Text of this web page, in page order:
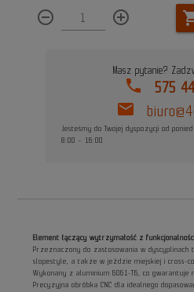
remove_circle_outline add_circle_outline
Masz pytanie?
phone 575
mail
Jesteśmy do Twojej dyspozycji od
8:00 - 16:00
Element łączący wytrzymałość z
Przeznaczony do zastosowania w
slopestyle, a także w jeździe miejskiej i cross-
Wykonany z aluminium 6061-T6, co gwarantuje
Precyzyjna obróbka CNC dla idealnego